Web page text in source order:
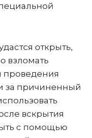
открыть,
взломать
за причиненный
вскрытия
с помощью